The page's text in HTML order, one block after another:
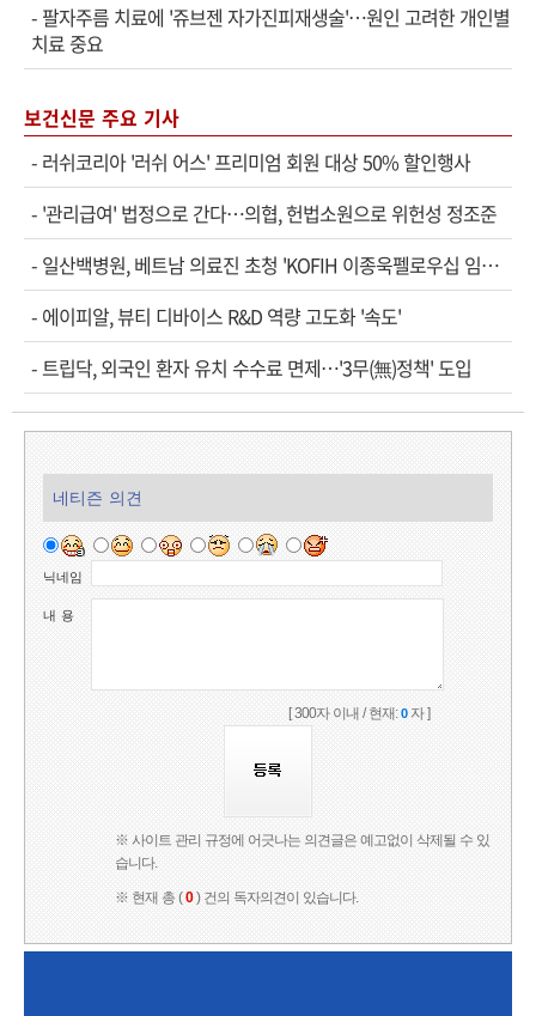
- 팔자주름 치료에 '쥬브젠 자가진피재생술'…원인 고려한 개인별
치료 중요
보건신문 주요 기사
- 러쉬코리아 '러쉬 어스' 프리미엄 회원 대상 50% 할인행사
- '관리급여' 법정으로 간다…의협, 헌법소원으로 위헌성 정조준
- 일산백병원, 베트남 의료진 초청 'KOFIH 이종욱펠로우십 임상연수' 시작
- 에이피알, 뷰티 디바이스 R&D 역량 고도화 '속도'
-트립닥, 외국인 환자 유치 수수료 면제…'3무(無)정책' 도입
네티즌 의견
닉네임
내 용
[ 300자 이내 / 현재:0자 ]
※ 사이트 관리 규정에 어긋나는 의견글은 예고없이 삭제될 수 있
습니다.
※ 현재 총 (0) 건의 독자의견이 있습니다.